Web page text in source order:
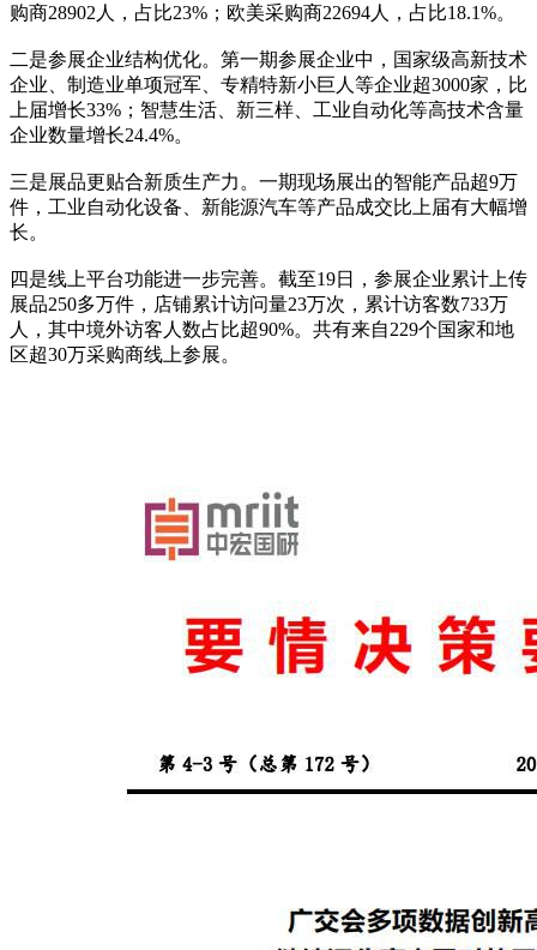
购商28902人，占比23%；欧美采购商22694人，占比18.1%。
二是参展企业结构优化。第一期参展企业中，国家级高新技术
企业、制造业单项冠军、专精特新小巨人等企业超3000家，比
上届增长33%；智慧生活、新三样、工业自动化等高技术含量
企业数量增长24.4%。
三是展品更贴合新质生产力。一期现场展出的智能产品超9万
件，工业自动化设备、新能源汽车等产品成交比上届有大幅增
长。
四是线上平台功能进一步完善。截至19日，参展企业累计上传
展品250多万件，店铺累计访问量23万次，累计访客数733万
人，其中境外访客人数占比超90%。共有来自229个国家和地
区超30万采购商线上参展。